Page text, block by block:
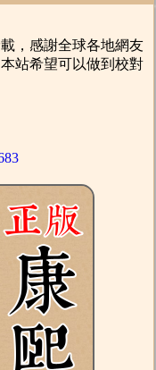
，感謝全球各地網友
站希望可以做到校對